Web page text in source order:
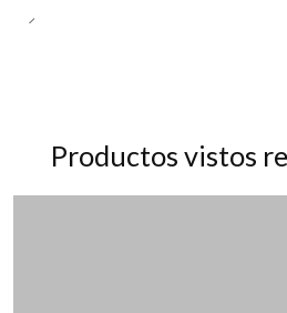
Productos vistos